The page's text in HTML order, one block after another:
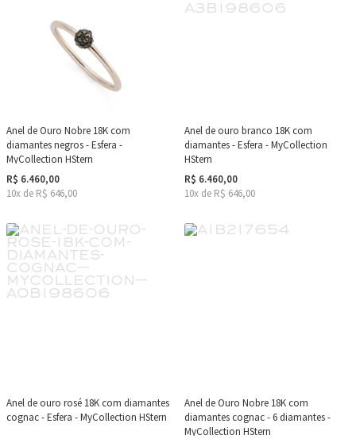
Anel de Ouro Nobre 18K com
diamantes negros - Esfera -
MyCollection HStern
R$ 6.460,00
10x de R$ 646,00
Anel de ouro branco 18K com
diamantes - Esfera - MyCollection
HStern
R$ 6.460,00
10x de R$ 646,00
Anel de ouro rosé 18K com diamantes
cognac - Esfera - MyCollection HStern
Anel de Ouro Nobre 18K com
diamantes cognac - 6 diamantes -
MyCollection HStern